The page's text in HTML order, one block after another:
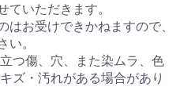
ていただきます。
お受けできかねますので、
い。
つ傷、穴、また染ムラ、色
ズ・汚れがある場合があり